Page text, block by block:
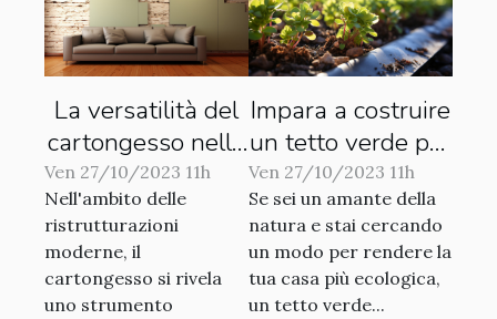
La versatilità del
cartongesso nelle
ristrutturazioni
moderne
Ven 27/10/2023 11h
Nell'ambito delle
ristrutturazioni
moderne, il
cartongesso si rivela
uno strumento
Impara a costruire
un tetto verde per
la tua casa
Ven 27/10/2023 11h
Se sei un amante della
natura e stai cercando
un modo per rendere la
tua casa più ecologica,
un tetto verde...